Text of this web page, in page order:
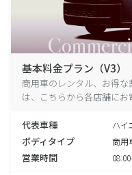
基本料金プラン（V3）
商用車のレンタル、お得
は、こちらから各店舗にお
代表車種 ハイ
ボディタイプ 商用
営業時間